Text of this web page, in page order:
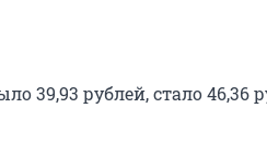
39,93 рублей, стало 46,36